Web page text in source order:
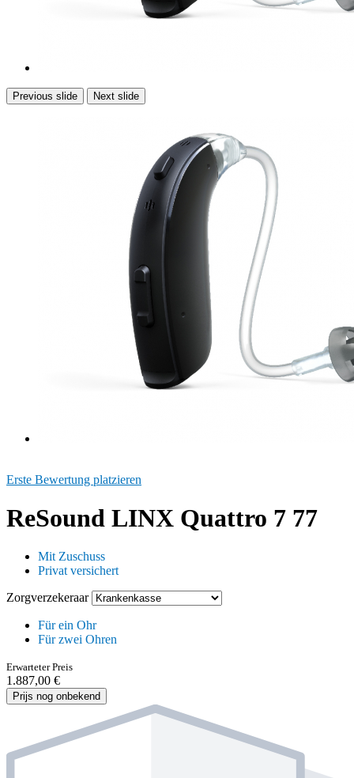
Previous slide Next slide
Erste Bewertung platzieren
ReSound LINX Quattro 7 77
Mit Zuschuss
Privat versichert
Zorgverzekeraar
Für ein Ohr
Für zwei Ohren
Erwarteter Preis
1.887,00 €
Prijs nog onbekend